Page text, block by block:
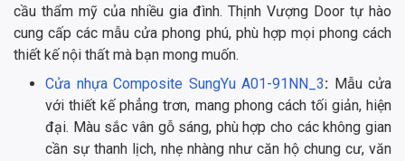
cầu thẩm mỹ của nhiều gia đình. Thịnh Vượng Door tự hào
cung cấp các mẫu cửa phong phú, phù hợp mọi phong cách
thiết kế nội thất mà bạn mong muốn.
Cửa nhựa Composite SungYu A01-91NN_3: Mẫu cửa
với thiết kế phẳng trơn, mang phong cách tối giản, hiện
đại. Màu sắc vân gỗ sáng, phù hợp cho các không gian
cần sự thanh lịch, nhẹ nhàng như căn hộ chung cư, văn